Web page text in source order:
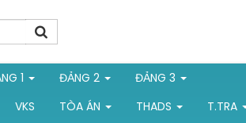
1 ĐẢNG 2
ĐẢNG 3
VKS TÒA ÁN THADS
T.TRA